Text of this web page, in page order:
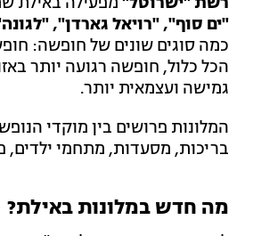
"ים סוף", "רויאל גארדן",
כמה סוגים שונים של חופשה:
הכל כלול, חופשה רגועה יותר
גמישה ועצמאית יותר.
המלונות פרושים בין מוקדי
בריכות, מסעדות, מתחמי ילדים,
מה חדש במלונות באילת?